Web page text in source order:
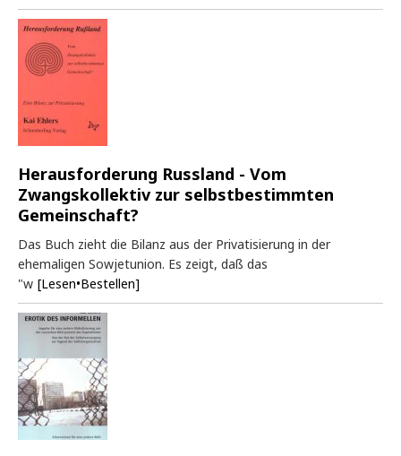
Herausforderung Russland - Vom
Zwangskollektiv zur selbstbestimmten
Gemeinschaft?
Das Buch zieht die Bilanz aus der Privatisierung in der
ehemaligen Sowjetunion. Es zeigt, daß das
"w [Lesen•Bestellen]